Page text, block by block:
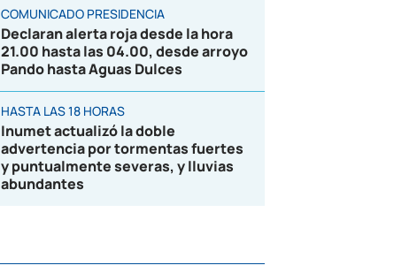
COMUNICADO PRESIDENCIA
Declaran alerta roja desde la hora
21.00 hasta las 04.00, desde arroyo
Pando hasta Aguas Dulces
HASTA LAS 18 HORAS
Inumet actualizó la doble
advertencia por tormentas fuertes
y puntualmente severas, y lluvias
abundantes